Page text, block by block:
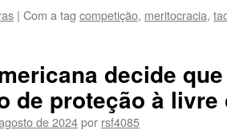
| Com a tag competição, meritocracia,
decide
de proteção à
de 2024por rsf4085